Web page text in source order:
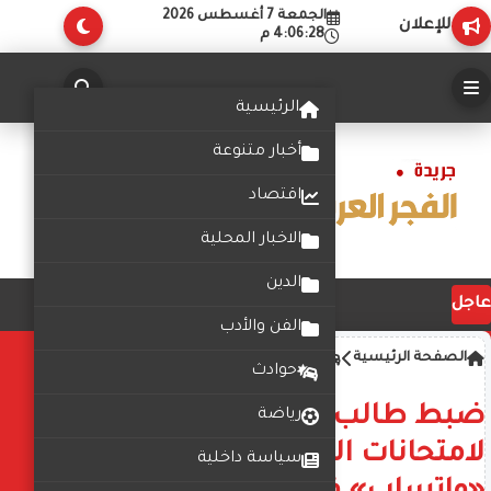
للإعلان
الجمعة 7 أغسطس 2026
4:06:28 م
الرئيسية
أخبار متنوعة
اقتصاد
الاخبار المحلية
الدين
الفن والأدب
حوادث
رياضة
سياسة داخلية
عاجل
الصفحة الرئيسية
ضبط طالب يزعم نشر صور
لامتحانات الثانوية العامة عبر